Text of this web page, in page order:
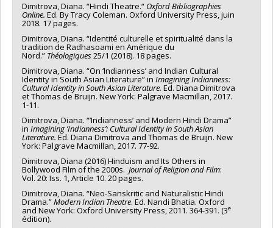
Dimitrova, Diana. “Hindi Theatre.“ Oxford Bibliographies
Online. Ed. By Tracy Coleman. Oxford University Press, juin
2018. 17 pages.
Dimitrova, Diana. “Identité culturelle et spiritualité dans la
tradition de Radhasoami en Amérique du
Nord.” Théologiques25/1 (2018). 18 pages.
Dimitrova, Diana. “On ‘Indianness’ and Indian Cultural
Identity in South Asian Literature” in Imagining Indianness:
Cultural Identity in South Asian Literature. Ed. Diana Dimitrova
et Thomas de Bruijn. New York: Palgrave Macmillan, 2017.
1-11.
Dimitrova, Diana. “’Indianness’ and Modern Hindi Drama”
in Imagining ’Indianness’: Cultural Identity in South Asian
Literature. Ed. Diana Dimitrova and Thomas de Bruijn. New
York: Palgrave Macmillan, 2017. 77-92.
Dimitrova, Diana (2016) Hinduism and Its Others in
Bollywood Film of the 2000s. Journal of Religion and Film:
Vol. 20: Iss. 1, Article 10. 20 pages.
Dimitrova, Diana. “Neo-Sanskritic and Naturalistic Hindi
Drama.”Modern Indian Theatre. Ed. Nandi Bhatia. Oxford
and New York: Oxford University Press, 2011. 364-391. (3e
édition).